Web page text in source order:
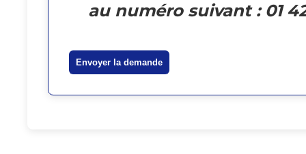
au numéro suivant : 01
Envoyer la demande